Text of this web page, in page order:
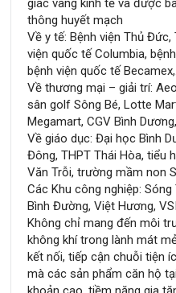
giác vàng kinh tế và được
thông huyết mạch
Về y tế: Bệnh viện Thủ
viện quốc tế Columbia,
bệnh viện quốc tế
Về thương mại – giải trí:
sân golf Sông Bé, Lotte
Megamart, CGV Bình
Về giáo dục: Đại học Bình
Đông, THPT Thái Hòa, tiểu
Văn Trỗi, trường mầm non
Các Khu công nghiệp:
Bình Đường, Việt Hương,
Không chỉ mang đến môi
không khí trong lành mát
kết nối, tiếp cận chuỗi tiện
mà các sản phẩm căn hộ